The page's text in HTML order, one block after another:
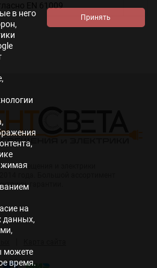
EN 61009
освещения и электрики
года. Большой ассортимент
гарантии.
в него
на
данных,
можете
время.